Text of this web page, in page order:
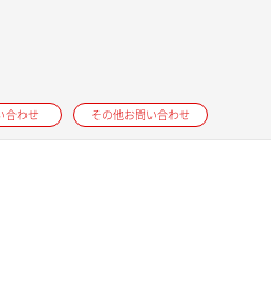
合わせ その他お問い合わせ